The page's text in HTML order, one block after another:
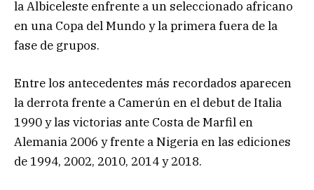
la Albiceleste enfrente a un seleccionado africano
en una Copa del Mundo y la primera fuera de la
fase de grupos.
Entre los antecedentes más recordados aparecen
la derrota frente a Camerún en el debut de Italia
1990 y las victorias ante Costa de Marfil en
Alemania 2006 y frente a Nigeria en las ediciones
de 1994, 2002, 2010, 2014 y 2018.